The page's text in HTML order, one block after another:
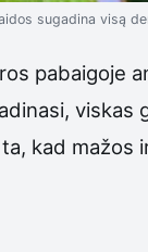
sugadina visą
pabaigoje
viskas
kad